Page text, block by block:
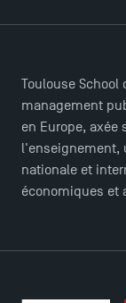
TSM-
TSM
Toulouse School
management
en Europe, axée
l'enseignement,
nationale et
économiques et